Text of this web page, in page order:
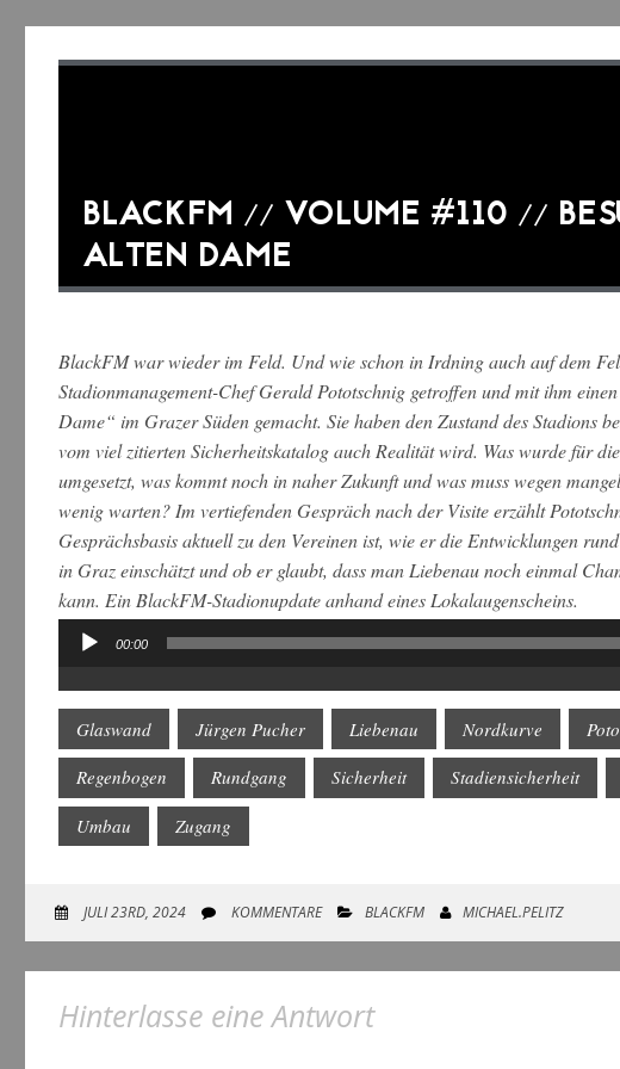
BLACKFM // VOLUME #110 //
ALTEN DAME
BlackFM war wieder im Feld. Und wie schon in Irdning auch auf dem
Stadionmanagement-Chef Gerald Pototschnig getroffen und mit ihm
Dame“ im Grazer Süden gemacht. Sie haben den Zustand des Stadions
vom viel zitierten Sicherheitskatalog auch Realität wird. Was wurde für
umgesetzt, was kommt noch in naher Zukunft und was muss wegen
wenig warten? Im vertiefenden Gespräch nach der Visite erzählt
Gesprächsbasis aktuell zu den Vereinen ist, wie er die Entwicklungen
in Graz einschätzt und ob er glaubt, dass man Liebenau noch einmal
kann. Ein BlackFM-Stadionupdate anhand eines Lokalaugenscheins.
Audio-
00:00
Glaswand Jürgen Pucher Liebenau Nordkurve
Regenbogen Rundgang Sicherheit Stadiensicherheit
Umbau Zugang
JULI 23RD, 2024 KOMMENTARE BLACKFM MICHAEL.PELITZ
Hinterlasse eine Antwort